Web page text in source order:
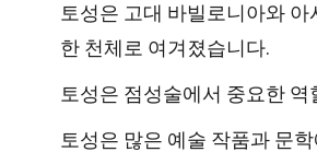
토성은 고대 바빌로니아와 아
한 천체로 여겨졌습니다.
토성은 점성술에서 중요한 역
토성은 많은 예술 작품과 문